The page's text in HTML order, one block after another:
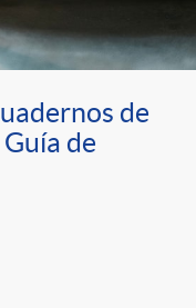
de
de